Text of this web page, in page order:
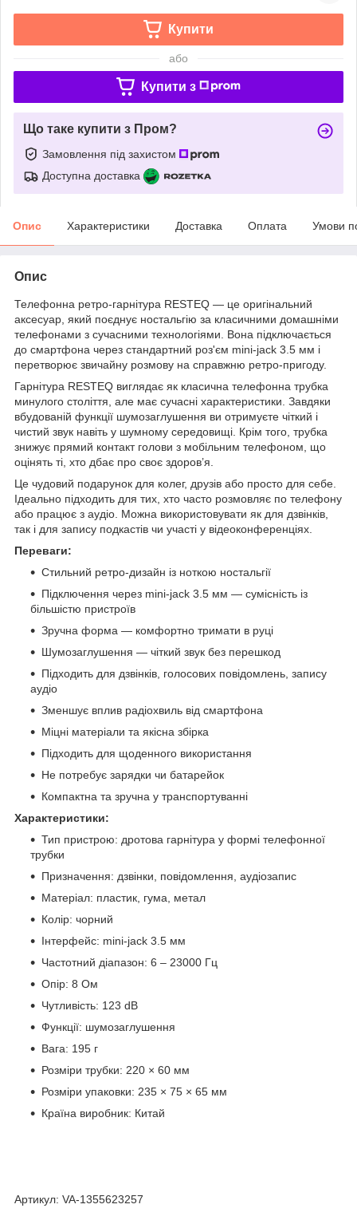
Купити
або
Купити з
Що таке купити з Пром?
Замовлення під захистом
Доступна доставка
Опис Характеристики Доставка Оплата Умови
Опис
Телефонна ретро-гарнітура RESTEQ — це оригінальний
аксесуар, який поєднує ностальгію за класичними домашніми
телефонами з сучасними технологіями. Вона підключається
до смартфона через стандартний роз'єм mini-jack 3.5 мм і
перетворює звичайну розмову на справжню ретро-пригоду.
Гарнітура RESTEQ виглядає як класична телефонна трубка
минулого століття, але має сучасні характеристики. Завдяки
вбудованій функції шумозаглушення ви отримуєте чіткий і
чистий звук навіть у шумному середовищі. Крім того, трубка
знижує прямий контакт голови з мобільним телефоном, що
оцінять ті, хто дбає про своє здоров’я.
Це чудовий подарунок для колег, друзів або просто для себе.
Ідеально підходить для тих, хто часто розмовляє по телефону
або працює з аудіо. Можна використовувати як для дзвінків,
так і для запису подкастів чи участі у відеоконференціях.
Переваги:
Стильний ретро-дизайн із ноткою ностальгії
Підключення через mini-jack 3.5 мм — сумісність із
більшістю пристроїв
Зручна форма — комфортно тримати в руці
Шумозаглушення — чіткий звук без перешкод
Підходить для дзвінків, голосових повідомлень, запису
аудіо
Зменшує вплив радіохвиль від смартфона
Міцні матеріали та якісна збірка
Підходить для щоденного використання
Не потребує зарядки чи батарейок
Компактна та зручна у транспортуванні
Характеристики:
Тип пристрою: дротова гарнітура у формі телефонної
трубки
Призначення: дзвінки, повідомлення, аудіозапис
Матеріал: пластик, гума, метал
Колір: чорний
Інтерфейс: mini-jack 3.5 мм
Частотний діапазон: 6 – 23000 Гц
Опір: 8 Ом
Чутливість: 123 dB
Функції: шумозаглушення
Вага: 195 г
Розміри трубки: 220 × 60 мм
Розміри упаковки: 235 × 75 × 65 мм
Країна виробник: Китай
Артикул: VA-1355623257